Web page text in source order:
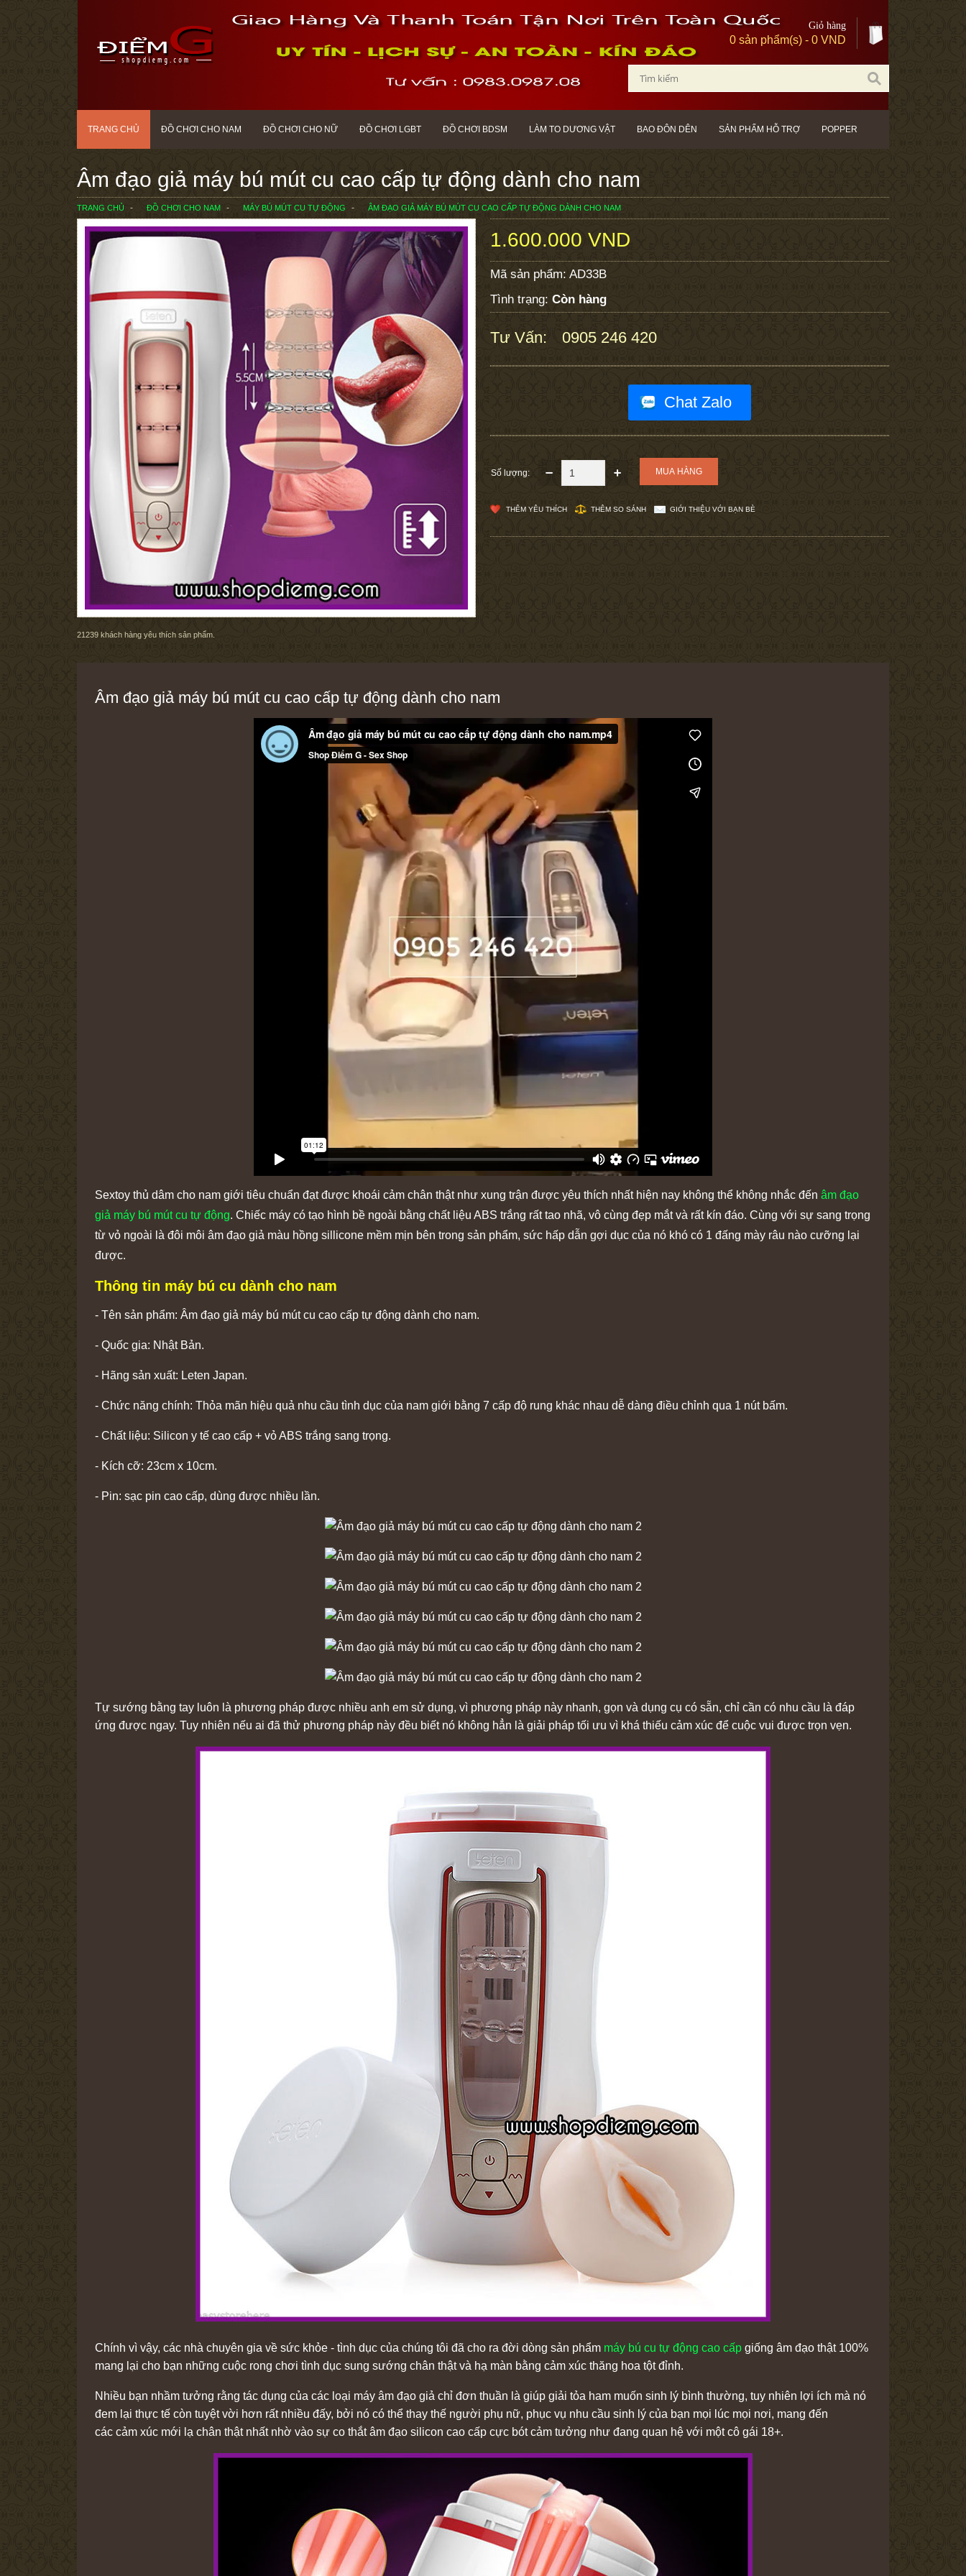
Giỏ hàng
0 sản phẩm(s) - 0 VND
TRANG CHỦ ĐỒ CHƠI CHO NAM ĐỒ CHƠI CHO NỮ ĐỒ CHƠI LGBT ĐỒ CHƠI BDSM LÀM TO DƯƠNG VẬT BAO ĐÔN DÊN SẢN PHẨM HỖ TRỢ POPPER
Âm đạo giả máy bú mút cu cao cấp tự động dành cho nam
TRANG CHỦ ĐỒ CHƠI CHO NAM MÁY BÚ MÚT CU TỰ ĐỘNG ÂM ĐẠO GIẢ MÁY BÚ MÚT CU CAO CẤP TỰ ĐỘNG DÀNH CHO NAM
21239 khách hàng yêu thích sản phẩm.
1.600.000 VND
Mã sản phẩm: AD33B
Tình trạng: Còn hàng
Tư Vấn: 0905 246 420
Chat Zalo
Số lượng:
THÊM YÊU THÍCH THÊM SO SÁNH GIỚI THIỆU VỚI BẠN BÈ
Âm đạo giả máy bú mút cu cao cấp tự động dành cho nam
Sextoy thủ dâm cho nam giới tiêu chuẩn đạt được khoái cảm chân thật như xung trận được yêu thích nhất hiện nay không thể không nhắc đến âm đạo
giả máy bú mút cu tự động. Chiếc máy có tạo hình bề ngoài bằng chất liệu ABS trắng rất tao nhã, vô cùng đẹp mắt và rất kín đáo. Cùng với sự sang trọng
từ vỏ ngoài là đôi môi âm đạo giả màu hồng sillicone mềm mịn bên trong sản phẩm, sức hấp dẫn gợi dục của nó khó có 1 đấng mày râu nào cưỡng lại
được.
Thông tin máy bú cu dành cho nam
- Tên sản phẩm: Âm đạo giả máy bú mút cu cao cấp tự động dành cho nam.
- Quốc gia: Nhật Bản.
- Hãng sản xuất: Leten Japan.
- Chức năng chính: Thỏa mãn hiệu quả nhu cầu tình dục của nam giới bằng 7 cấp độ rung khác nhau dễ dàng điều chỉnh qua 1 nút bấm.
- Chất liệu: Silicon y tế cao cấp + vỏ ABS trắng sang trọng.
- Kích cỡ: 23cm x 10cm.
- Pin: sạc pin cao cấp, dùng được nhiều lần.
Tự sướng bằng tay luôn là phương pháp được nhiều anh em sử dụng, vì phương pháp này nhanh, gọn và dụng cụ có sẵn, chỉ cần có nhu cầu là đáp
ứng được ngay. Tuy nhiên nếu ai đã thử phương pháp này đều biết nó không hẳn là giải pháp tối ưu vì khá thiếu cảm xúc để cuộc vui được trọn vẹn.
Chính vì vậy, các nhà chuyên gia về sức khỏe - tình dục của chúng tôi đã cho ra đời dòng sản phẩm máy bú cu tự động cao cấp giống âm đạo thật 100%
mang lại cho bạn những cuộc rong chơi tình dục sung sướng chân thật và hạ màn bằng cảm xúc thăng hoa tột đỉnh.
Nhiều bạn nhầm tưởng rằng tác dụng của các loại máy âm đạo giả chỉ đơn thuần là giúp giải tỏa ham muốn sinh lý bình thường, tuy nhiên lợi ích mà nó
đem lại thực tế còn tuyệt vời hơn rất nhiều đấy, bởi nó có thể thay thế người phụ nữ, phục vụ nhu cầu sinh lý của bạn mọi lúc mọi nơi, mang đến
các cảm xúc mới lạ chân thật nhất nhờ vào sự co thắt âm đạo silicon cao cấp cực bót cảm tưởng như đang quan hệ với một cô gái 18+.